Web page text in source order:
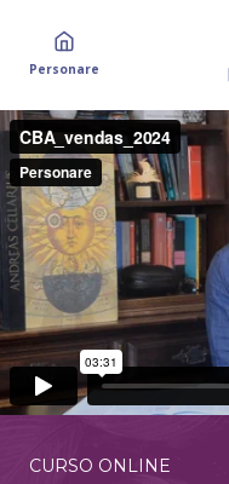
Personare
CURSO ONLINE